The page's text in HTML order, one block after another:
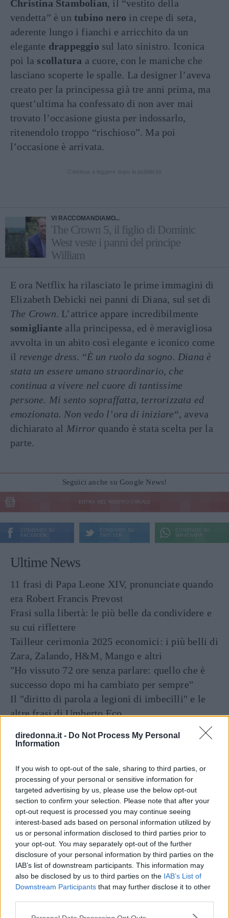
diredonna.it - Do Not Process My Personal
Information
If you wish to opt-out of the sale, sharing to third parties, or
processing of your personal or sensitive information for
targeted advertising by us, please use the below opt-out
section to confirm your selection. Please note that after your
opt-out request is processed you may continue seeing
interest-based ads based on personal information utilized by
us or personal information disclosed to third parties prior to
your opt-out. You may separately opt-out of the further
disclosure of your personal information by third parties on the
IAB’s list of downstream participants. This information may
also be disclosed by us to third parties on the IAB’s List of
Downstream Participants that may further disclose it to other
Please note that this website/app uses one or more Google
Christina Stambolian, il “vestito della
vendetta” è un tubino nero in crepe di seta,
aderente lungo i fianchi e arricchito da un
elegante drappeggio sul lato sinistro. Iconica
poi la scollatura a cuore, con le maniche che
lasciano scoperte le spalle. La designer l’aveva
creato per la principessa già tre anni prima, ma
quest’ultima ha confessato di non aver mai
trovato l’occasione giusta per indossarlo,
ritenendolo troppo “rischioso”. Ma poi
l’occasione è arrivata.
VI RACCOMANDIAMO...
The Crown 5, il figlio di Dominic
West veste i panni del principe
William
E ora Netflix ha rilasciato le prime immagini di
Elizabeth Debicki nei panni di Diana, sul set di
The Crown. L’attrice appare incredibilmente
somigliante alla principessa, ed è meravigliosa
avvolta in un abito così elegante e iconico come
il revenge dress. “È un ruolo da sogno. Diana è
stata un essere umano straordinario, che
continua a vivere nel cuore di tantissime
persone. Mi sento sopraffatta, terrorizzata ed
emozionata. Non vedo l’ora di iniziare“, aveva
dichiarato al Mirror quando è stata scelta per la
parte.
Seguici anche su Google News!
ENTRA NEL NOSTRO CANALE
CONDIVIDI SU
FACEBOOK
CONDIVIDI SU
TWITTER
CONDIVIDI SU
WHATSAPP
Ultime News
11 frasi di Papa Leone XIV, pronunciate quando
era Robert Francis Prevost
Frasi sulla libertà: le più belle da condividere e
su cui riflettere
Tailleur cerimonia 2025 economici: i più belli di
Zara, Zalando, H&M, Mango e altri
"Ho vissuto 72 ore senza parlare: quello che è
successo dopo mi ha cambiato per sempre"
Il "diritto di parola a legioni di imbecilli" e le
altre frasi di Umberto Eco
Articolia tema